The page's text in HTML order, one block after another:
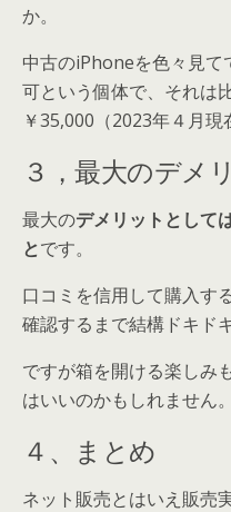
か。
中古のiPhoneを色々見て
可という個体で、それは
￥35,000（2023年４月現
３，最大のデメ
最大のデメリットとして
とです。
口コミを信用して購入す
確認するまで結構ドキド
ですが箱を開ける楽しみ
はいいのかもしれません。
４、まとめ
ネット販売とはいえ販売